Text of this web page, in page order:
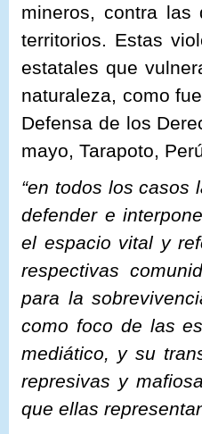
mineros, contra las
territorios. Estas
estatales que
naturaleza, como
Defensa de los
mayo, Tarapoto,
“en todos los casos
defender e
el espacio vital y
respectivas
para la
como foco de las
mediático, y su
represivas y
que ellas